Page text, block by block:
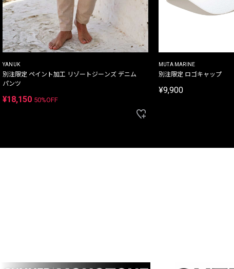
YANUK
別注限定 ペイント加工 リゾートジーンズ デニム
パンツ
¥18,150 50%OFF
MUTA MARINE
別注限定 ロゴキャップ
¥9,900